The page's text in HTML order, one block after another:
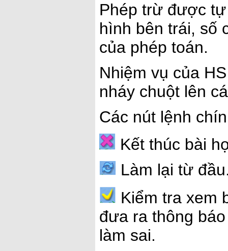
Phép trừ được
hình bên trái, số
của phép toán.
Nhiệm vụ của
nháy chuột lên
Các nút lệnh
Kết thúc bài
Làm lại từ
Kiểm tra xem
đưa ra thông
làm sai.